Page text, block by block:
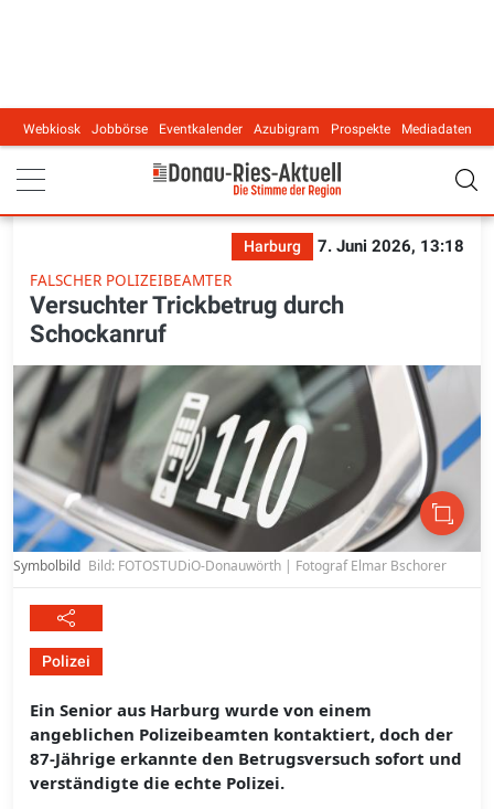
Main navigation
Webkiosk Jobbörse Eventkalender Azubigram Prospekte Mediadaten
Harburg
7. Juni 2026, 13:18
FALSCHER POLIZEIBEAMTER
Versuchter Trickbetrug durch
Schockanruf
Symbolbild Bild: FOTOSTUDiO-Donauwörth | Fotograf Elmar Bschorer
Polizei
Ein Senior aus Harburg wurde von einem
angeblichen Polizeibeamten kontaktiert, doch der
87-Jährige erkannte den Betrugsversuch sofort und
verständigte die echte Polizei.